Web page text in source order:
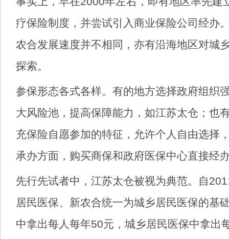
疗保险制度，并尝试引入商业保险公司经办
农合发展速度并不相同，亦有沿海地区对城
探索。
参保形态各式各样。有的地方选择政府组织
大风险池，提高保障能力，如江苏太仓；也
充保险自愿参加的特征，允许个人自由选择
承办方面，购买商保和政府医保中心直接经
先行先试者中，江苏太仓被视为典范。自
居民医保、新农合统一为城乡居民医保的基
中拿出每人每年50元，城乡居民医保中拿出